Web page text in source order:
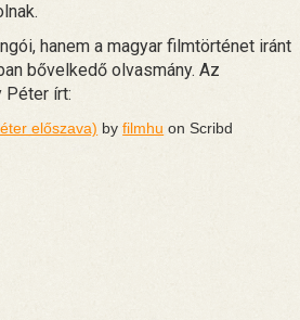
hanem a magyar filmtörténet iránt
bővelkedő olvasmány. Az
Péter írt:
előszava) byfilmhu on Scribd